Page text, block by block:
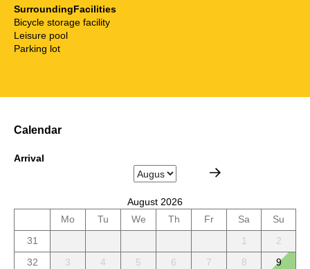
SurroundingFacilities
Bicycle storage facility
Leisure pool
Parking lot
Calendar
Arrival
August 2026
Mo
Tu We Th Fr Sa
Su
31
1
2
32
3 4 5 6 7 8
9